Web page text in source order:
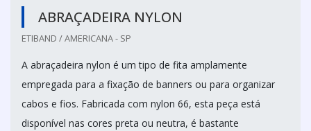
ABRAÇADEIRA NYLON
ETIBAND / AMERICANA - SP
A abraçadeira nylon é um tipo de fita amplamente
empregada para a fixação de banners ou para organizar
cabos e fios. Fabricada com nylon 66, esta peça está
disponível nas cores preta ou neutra, é bastante